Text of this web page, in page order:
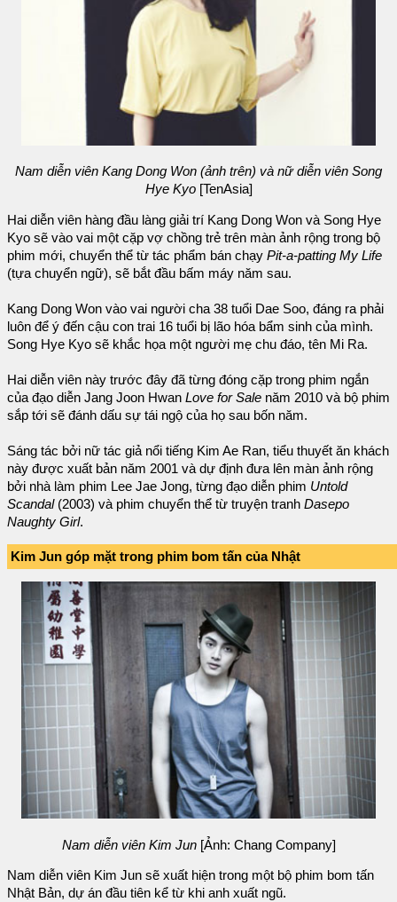
Nam diễn viên Kang Dong Won (ảnh trên) và nữ diễn viên Song
Hye Kyo[TenAsia]
Hai diễn viên hàng đầu làng giải trí Kang Dong Won và Song Hye
Kyo sẽ vào vai một cặp vợ chồng trẻ trên màn ảnh rộng trong bộ
phim mới, chuyển thể từ tác phẩm bán chạy Pit-a-patting My Life
(tựa chuyển ngữ), sẽ bắt đầu bấm máy năm sau.
Kang Dong Won vào vai người cha 38 tuổi Dae Soo, đáng ra phải
luôn để ý đến cậu con trai 16 tuổi bị lão hóa bẩm sinh của mình.
Song Hye Kyo sẽ khắc họa một người mẹ chu đáo, tên Mi Ra.
Hai diễn viên này trước đây đã từng đóng cặp trong phim ngắn
của đạo diễn Jang Joon Hwan Love for Sale năm 2010 và bộ phim
sắp tới sẽ đánh dấu sự tái ngộ của họ sau bốn năm.
Sáng tác bởi nữ tác giả nổi tiếng Kim Ae Ran, tiểu thuyết ăn khách
này được xuất bản năm 2001 và dự định đưa lên màn ảnh rộng
bởi nhà làm phim Lee Jae Jong, từng đạo diễn phim Untold
Scandal(2003) và phim chuyển thể từ truyện tranh Dasepo
Naughty Girl.
Kim Jun góp mặt trong phim bom tấn của Nhật
Nam diễn viên Kim Jun[Ảnh: Chang Company]
Nam diễn viên Kim Jun sẽ xuất hiện trong một bộ phim bom tấn
Nhật Bản, dự án đầu tiên kể từ khi anh xuất ngũ.